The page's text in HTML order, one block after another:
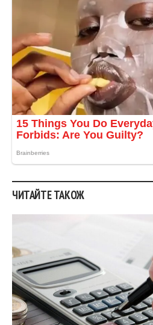
ЧИТАЙТЕ ТАКОЖ